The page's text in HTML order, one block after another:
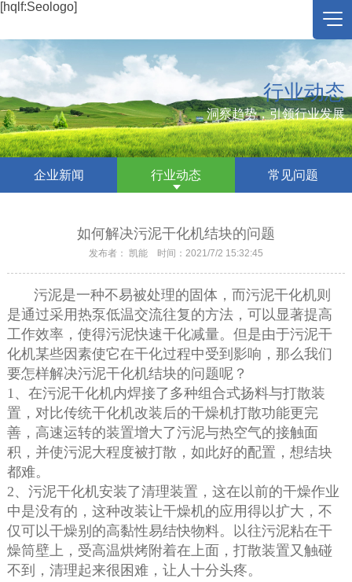
[hqlf:Seologo]
行业动态
洞察趋势，引领行业发展
企业新闻 行业动态 常见问题
如何解决污泥干化机结块的问题
发布者： 凯能 时间：2021/7/2 15:32:45
污泥是一种不易被处理的 固体 ，而污泥干化机则
是通过采用热泵低温交流往复的方法，可以显著提高
工作效率， 使得污泥快速干化减量。 但是由于污泥干
化机某些因素使它在干化过程中受到 影响，那么我们
要怎样解决污泥干化机结块的问题呢？
1、 在污泥干化机内焊接了多种组合式扬料与打散装
置，对比传统干化机改装后的干燥机打散功能更完
善，高速运转的装置增大了污泥与热空气的接触面
积，并使污泥大程度被打散，如此好的配置，想结块
都难。
2、 污泥干化机安装了清理装置，这在以前的干燥作业
中是没有的，这种改装让干燥机的应用得以扩大，不
仅可以干燥别的高黏性易结快物料。以往污泥粘在干
燥筒壁上，受高温烘烤附着在上面，打散装置又触碰
不到，清理起来很困难，让人十分头疼。